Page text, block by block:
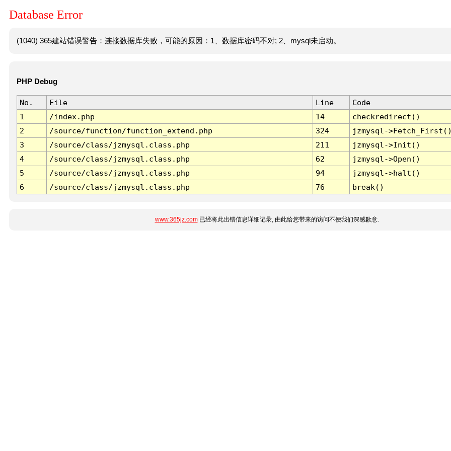
Database Error
(1040) 365建站错误警告：连接数据库失败，可能的原因：1、数据库密码不对; 2、mysql未启动。
PHP Debug
No. File Line
Code
1
/index.php 14
checkredirect()
2
/source/function/function_extend.php 324
jzmysql-
3
/source/class/jzmysql.class.php 211
jzmysql->Init()
4
/source/class/jzmysql.class.php 62
jzmysql->Open()
5
/source/class/jzmysql.class.php 94
jzmysql->halt()
6
/source/class/jzmysql.class.php 76 break()
www.365jz.com已经将此出错信息详细记录, 由此给您带来的访问不便我们深感歉意.